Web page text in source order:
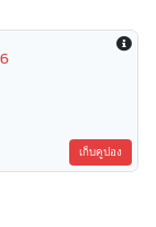
เก็บคูปอง